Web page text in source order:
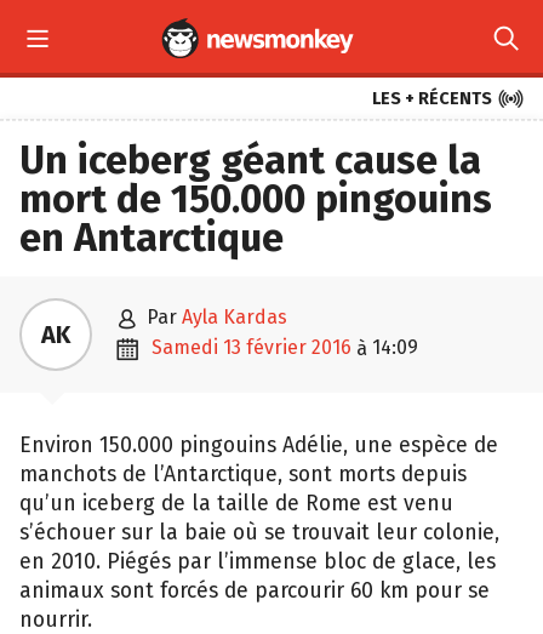
 
LES + RÉCENTS 
Un iceberg géant cause la
mort de 150.000 pingouins
en Antarctique
AK  par Ayla Kardas
 samedi 13 février 2016 à 14:09
Environ 150.000 pingouins Adélie, une espèce de
manchots de l’Antarctique, sont morts depuis
qu’un iceberg de la taille de Rome est venu
s’échouer sur la baie où se trouvait leur colonie,
en 2010. Piégés par l’immense bloc de glace, les
animaux sont forcés de parcourir 60 km pour se
nourrir.